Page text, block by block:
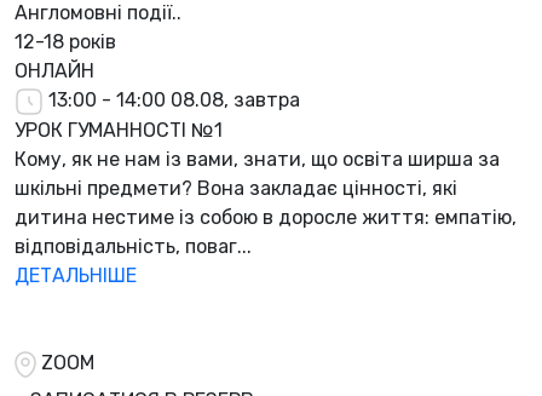
Англомовні події..
12-18 років
ОНЛАЙН
13:00 - 14:00 08.08, завтра
УРОК ГУМАННОСТІ №1
Кому, як не нам із вами, знати, що освіта ширша за
шкільні предмети? Вона закладає цінності, які
дитина нестиме із собою в доросле життя: емпатію,
відповідальність, поваг...
ДЕТАЛЬНІШЕ
ZOOM